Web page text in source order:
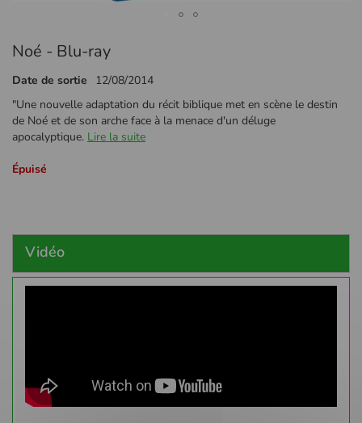
au
de
la
Galerie
d’images
Noé - Blu-ray
Date de sortie
12/08/2014
"Une nouvelle adaptation du récit biblique met en scène le destin
de Noé et de son arche face à la menace d'un déluge
apocalyptique. Lire la suite
Épuisé
Vidéo